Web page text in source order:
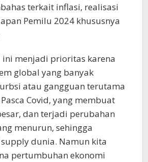
terkait inflasi, realisasi
Pemilu 2024 khususnya
ini menjadi prioritas karena
global yang banyak
atau gangguan terutama
Covid, yang membuat
dan terjadi perubahan
menurun, sehingga
dunia. Namun kita
pertumbuhan ekonomi